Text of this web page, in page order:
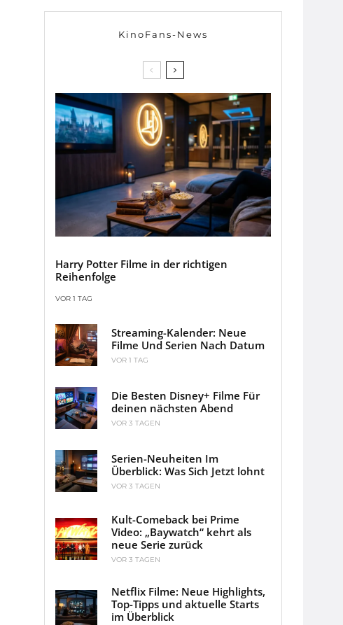
KinoFans-News
Harry Potter Filme in der richtigen
Reihenfolge
VOR 1 TAG
Streaming-Kalender: Neue
Filme Und Serien Nach Datum
VOR 1 TAG
Die Besten Disney+ Filme Für
deinen nächsten Abend
VOR 3 TAGEN
Serien-Neuheiten Im
Überblick: Was Sich Jetzt lohnt
VOR 3 TAGEN
Kult-Comeback bei Prime
Video: „Baywatch“ kehrt als
neue Serie zurück
VOR 3 TAGEN
Netflix Filme: Neue Highlights,
Top-Tipps und aktuelle Starts
im Überblick